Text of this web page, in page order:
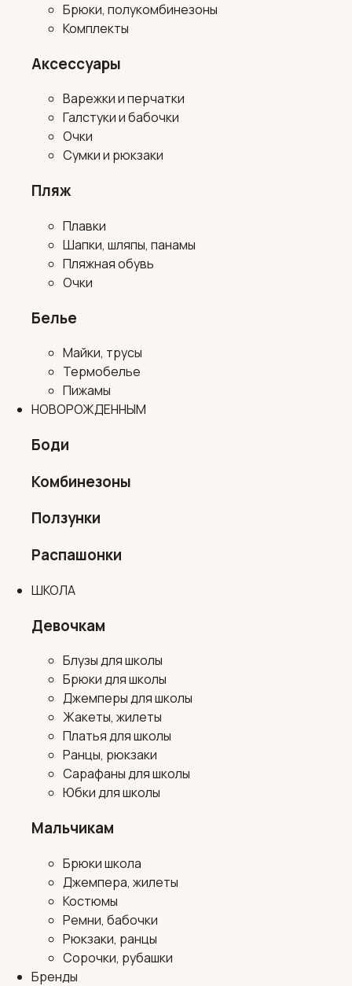
Брюки, полукомбинезоны
Комплекты
Аксессуары
Варежки и перчатки
Галстуки и бабочки
Очки
Сумки и рюкзаки
Пляж
Плавки
Шапки, шляпы, панамы
Пляжная обувь
Очки
Белье
Майки, трусы
Термобелье
Пижамы
НОВОРОЖДЕННЫМ
Боди
Комбинезоны
Ползунки
Распашонки
ШКОЛА
Девочкам
Блузы для школы
Брюки для школы
Джемперы для школы
Жакеты, жилеты
Платья для школы
Ранцы, рюкзаки
Сарафаны для школы
Юбки для школы
Мальчикам
Брюки школа
Джемпера, жилеты
Костюмы
Ремни, бабочки
Рюкзаки, ранцы
Сорочки, рубашки
Бренды